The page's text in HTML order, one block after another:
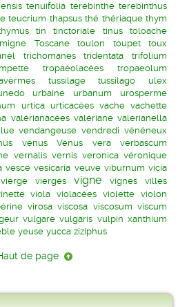
tenuifolia térébinthe terebinthus
teucrium thapsus thé thériaque thym
tin tinctoriale tinus
toloache
Toscane toulon toupet
toux
trichomanes tridentata
trifolium
tropaéolacées
tropaeolum
tussilage tussilago
ulex
urbaine urbanum
urosperme
urtica urticacées vache vachette
valérianacées valériane valerianella
vendangeuse vendredi vénéneux
vénus Vénus vera
verbascum
vernalis vernis veronica véronique
vesce vesicaria veuve viburnum vicia
vierge vierges vigne vignes
villes
viola violacées violette
violon
virosa viscosa viscosum viscum
vulgare vulgaris vulpin xanthium
yeuse yucca ziziphus
de page